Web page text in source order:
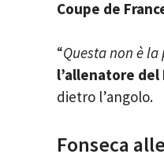
Coupe de
“Questa non è
l’allenatore
dietro l’angolo.
Fonseca